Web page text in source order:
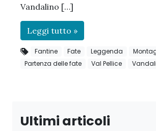
Vandalino […]
Leggi tutto »
Fantine Fate Leggenda
Partenza delle fate
Val Pellice
Ultimi articoli